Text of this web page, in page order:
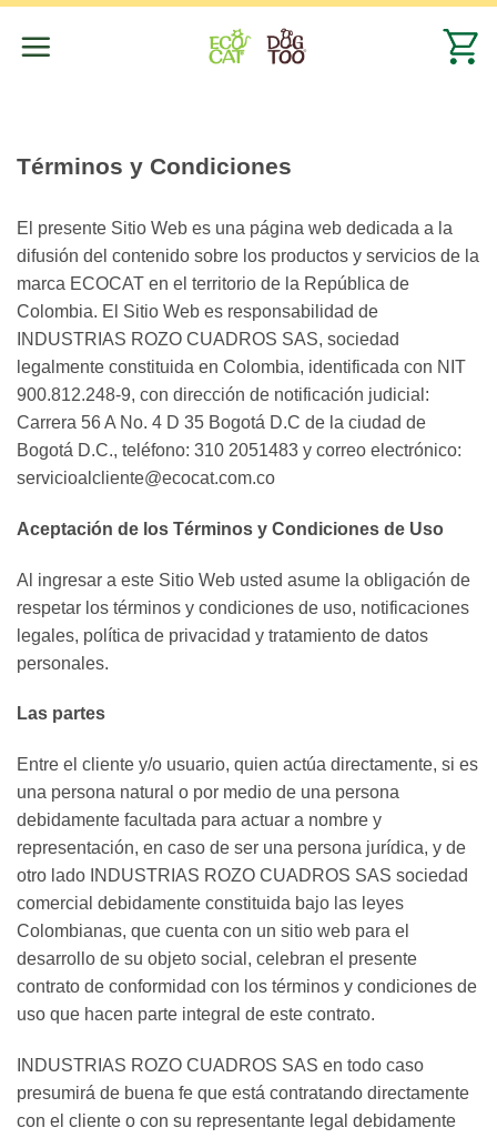
Saltar
Términos y Condiciones
El presente Sitio Web es una página web dedicada a la
difusión del contenido sobre los productos y servicios de la
marca ECOCAT en el territorio de la República de
Colombia. El Sitio Web es responsabilidad de
INDUSTRIAS ROZO CUADROS SAS, sociedad
legalmente constituida en Colombia, identificada con NIT
900.812.248-9, con dirección de notificación judicial:
Carrera 56 A No. 4 D 35 Bogotá D.C de la ciudad de
Bogotá D.C., teléfono: 310 2051483 y correo electrónico:
servicioalcliente@ecocat.com.co
Aceptación de los Términos y Condiciones de Uso
Al ingresar a este Sitio Web usted asume la obligación de
respetar los términos y condiciones de uso, notificaciones
legales, política de privacidad y tratamiento de datos
personales.
Las partes
Entre el cliente y/o usuario, quien actúa directamente, si es
una persona natural o por medio de una persona
debidamente facultada para actuar a nombre y
representación, en caso de ser una persona jurídica, y de
otro lado INDUSTRIAS ROZO CUADROS SAS sociedad
comercial debidamente constituida bajo las leyes
Colombianas, que cuenta con un sitio web para el
desarrollo de su objeto social, celebran el presente
contrato de conformidad con los términos y condiciones de
uso que hacen parte integral de este contrato.
INDUSTRIAS ROZO CUADROS SAS en todo caso
presumirá de buena fe que está contratando directamente
con el cliente o con su representante legal debidamente